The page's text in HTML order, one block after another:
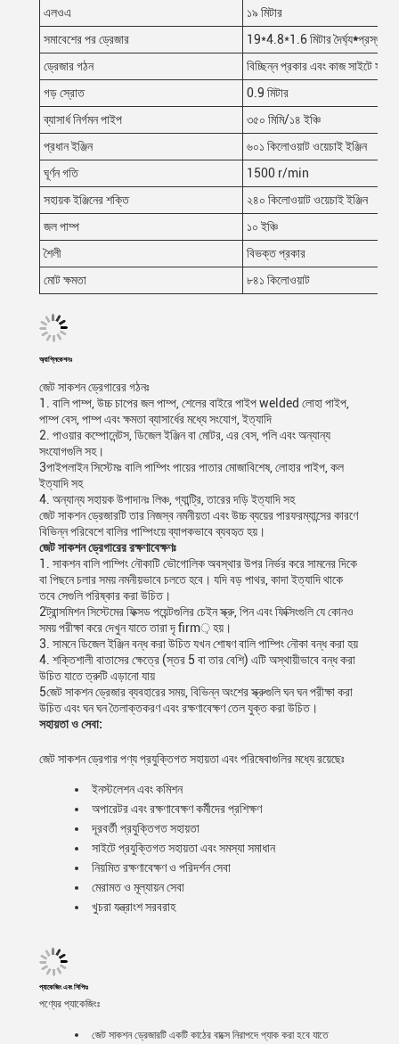
এলওএ
১৯ মিটার
সমাবেশের পর ড্রেজার
19*4.8*1.6 মিটার দৈর্ঘ্য*প্রস্থ*
ড্রেজার গঠন
বিচ্ছিন্ন প্রকার এবং কাজ সাইটে
গড় স্রোত
0.9 মিটার
ব্যাসার্ধ নির্গমন পাইপ
৩৫০ মিমি/১৪ ইঞ্চি
প্রধান ইঞ্জিন
৬০১ কিলোওয়াট ওয়েচাই ইঞ্জিন
ঘূর্ণন গতি
1500 r/min
সহায়ক ইঞ্জিনের শক্তি
২৪০ কিলোওয়াট ওয়েচাই ইঞ্জিন
জল পাম্প
১০ ইঞ্চি
শৈলী
বিভক্ত প্রকার
মোট ক্ষমতা
৮৪১ কিলোওয়াট
অ্যাপ্লিকেশনঃ
জেট সাকশন ড্রেগারের গঠনঃ
1. বালি পাম্প, উচ্চ চাপের জল পাম্প, শেলের বাইরে পাইপ welded লোহা পাইপ,
পাম্প বেস, পাম্প এবং ক্ষমতা ব্যাসার্ধের মধ্যে সংযোগ, ইত্যাদি
2. পাওয়ার কম্পোনেন্টস, ডিজেল ইঞ্জিন বা মোটর, এর বেস, পলি এবং অন্যান্য
সংযোগগুলি সহ।
3পাইপলাইন সিস্টেমঃ বালি পাম্পিং পায়ের পাতার মোজাবিশেষ, লোহার পাইপ, কল
ইত্যাদি সহ
4. অন্যান্য সহায়ক উপাদানঃ লিঞ্চ, গ্যান্ট্রি, তারের দড়ি ইত্যাদি সহ
জেট সাকশন ড্রেজারটি তার নিজস্ব নমনীয়তা এবং উচ্চ ব্যয়ের পারফরম্যান্সের কারণে
বিভিন্ন পরিবেশে বালির পাম্পিংয়ে ব্যাপকভাবে ব্যবহৃত হয়।
জেট সাকশন ড্রেগারের রক্ষণাবেক্ষণঃ
1. সাকশন বালি পাম্পিং নৌকাটি ভৌগোলিক অবস্থার উপর নির্ভর করে সামনের দিকে
বা পিছনে চলার সময় নমনীয়ভাবে চলতে হবে। যদি বড় পাথর, কাদা ইত্যাদি থাকে
তবে সেগুলি পরিষ্কার করা উচিত।
2ট্রান্সমিশন সিস্টেমের ফিক্সড পয়েন্টগুলির চেইন স্ক্রু, পিন এবং ফিক্সিংগুলি যে কোনও
সময় পরীক্ষা করে দেখুন যাতে তারা দৃ firm় হয়।
3. সামনে ডিজেল ইঞ্জিন বন্ধ করা উচিত যখন শোষণ বালি পাম্পিং নৌকা বন্ধ করা হয়
4. শক্তিশালী বাতাসের ক্ষেত্রে (স্তর 5 বা তার বেশি) এটি অস্থায়ীভাবে বন্ধ করা
উচিত যাতে ত্রুটি এড়ানো যায়
5জেট সাকশন ড্রেজার ব্যবহারের সময়, বিভিন্ন অংশের স্ক্রুগুলি ঘন ঘন পরীক্ষা করা
উচিত এবং ঘন ঘন তৈলাক্তকরণ এবং রক্ষণাবেক্ষণ তেল যুক্ত করা উচিত।
সহায়তা ও সেবা:
জেট সাকশন ড্রেগার পণ্য প্রযুক্তিগত সহায়তা এবং পরিষেবাগুলির মধ্যে রয়েছেঃ
ইনস্টলেশন এবং কমিশন
অপারেটর এবং রক্ষণাবেক্ষণ কর্মীদের প্রশিক্ষণ
দূরবর্তী প্রযুক্তিগত সহায়তা
সাইটে প্রযুক্তিগত সহায়তা এবং সমস্যা সমাধান
নিয়মিত রক্ষণাবেক্ষণ ও পরিদর্শন সেবা
মেরামত ও মূল্যায়ন সেবা
খুচরা যন্ত্রাংশ সরবরাহ
প্যাকেজিং এবং শিপিংঃ
পণ্যের প্যাকেজিংঃ
জেট সাকশন ড্রেজারটি একটি কাঠের বাক্সে নিরাপদে প্যাক করা হবে যাতে